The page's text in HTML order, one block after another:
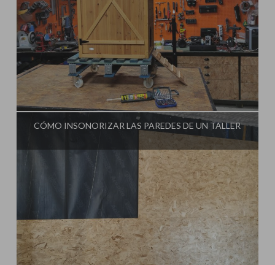
Influencer:Ginessot
CÓMO INSONORIZAR LAS PAREDES DE UN TALLER